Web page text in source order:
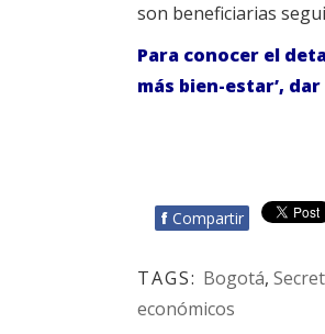
son beneficiarias
Para conocer el
más bien-estar’,
f Compartir
TAGS: Bogotá,
económicos